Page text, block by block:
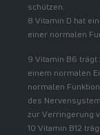
schützen.
8 Vitamin D hat
einer normalen
9 Vitamin B6
einem normalen
normalen
des
zur Verringerung
10 Vitamin B12